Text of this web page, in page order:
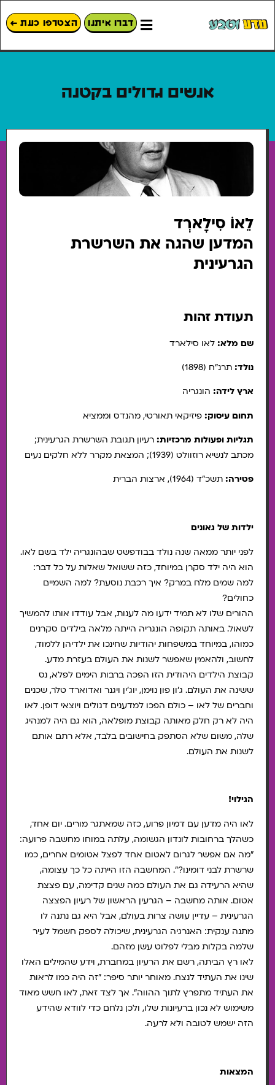
דברו איתנו הצטרפו כעת ←
אנשים גדולים בקטנה
לֵאוֹ סִילָארְד
המדען שהגה את השרשרת
הגרעינית
תעודת זהות
שם מלא: לאו סילארד
נולד: תרנ״ח (1898)
ארץ לידה: הונגריה
תחום עיסוק: פיזיקאי תאורטי, מהנדס וממציא
תגליות ופעולות מרכזיות: רעיון תגובת השרשרת הגרעינית;
מכתב לנשיא רוזוולט (1939); המצאת מקרר ללא חלקים נעים
פטירה: תשכ״ד (1964), ארצות הברית
ילדות של גאונים
לפני יותר ממאה שנה נולד בבודפשט שבהונגריה ילד בשם לאו.
הוא היה ילד סקרן במיוחד, כזה ששואל שאלות על כל דבר:
למה שמים מלח במרק? איך רכבת נוסעת? למה השמיים
כחולים?
ההורים שלו לא תמיד ידעו מה לענות, אבל עודדו אותו להמשיך
לשאול. באותה תקופה הונגריה הייתה מלאה בילדים סקרנים
כמוהו, במיוחד במשפחות יהודיות שחינכו את ילדיהן ללמוד,
לחשוב, ולהאמין שאפשר לשנות את העולם בעזרת מדע.
קבוצת הילדים היהודית הזו הפכה ברבות הימים לפלא, נס
ששינה את העולם. ג'ון פון נוימן, יוג'ין ויגנר ואדוארד טלר, שכנים
וחברים של לאו – כולם הפכו למדענים דגולים ויוצאי דופן. לאו
היה לא רק חלק מאותה קבוצת מופלאה, הוא גם היה למנהיג
שלה, משום שלא הסתפק בחישובים בלבד, אלא רתם אותם
לשנות את העולם.
הגילוי!
לאו היה מדען עם דמיון פרוע, כזה שמאתגר מורים. יום אחד,
כשהלך ברחובות לונדון הגשומה, עלתה במוחו מחשבה פרועה:
"מה אם אפשר לגרום לאטום אחד לפצל אטומים אחרים, כמו
שרשרת לבני דומינו?". המחשבה הזו הייתה כל כך עצומה,
שהיא הרעידה גם את העולם כמה שנים קדימה, עם פצצת
אטום. אותה מחשבה – הגרעין הראשון של רעיון הפצצה
הגרעינית – עדיין עושה צרות בעולם, אבל היא גם נתנה לו
מתנה ענקית: האנרגיה הגרעינית, שיכולה לספק חשמל לעיר
שלמה בקלות מבלי לפלוט עשן מזהם.
לאו רץ הביתה, רשם את הרעיון במחברת, וידע שהמילים האלו
שינו את העתיד לנצח. מאוחר יותר סיפר: "זה היה כמו לראות
את העתיד מתפרץ לתוך ההווה". אך לצד זאת, לאו חשש מאוד
משימוש לא נכון ברעיונות שלו, ולכן נלחם כדי לוודא שהידע
הזה ישמש לטובה ולא לרעה.
המצאות